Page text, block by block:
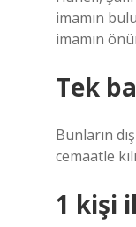
imamın
imamın
Tek
Bunların
cemaatle
1 kişi